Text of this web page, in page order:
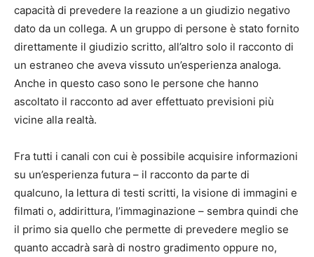
capacità di prevedere la reazione a un giudizio negativo
dato da un collega. A un gruppo di persone è stato fornito
direttamente il giudizio scritto, all’altro solo il racconto di
un estraneo che aveva vissuto un’esperienza analoga.
Anche in questo caso sono le persone che hanno
ascoltato il racconto ad aver effettuato previsioni più
vicine alla realtà.
Fra tutti i canali con cui è possibile acquisire informazioni
su un’esperienza futura – il racconto da parte di
qualcuno, la lettura di testi scritti, la visione di immagini e
filmati o, addirittura, l’immaginazione – sembra quindi che
il primo sia quello che permette di prevedere meglio se
quanto accadrà sarà di nostro gradimento oppure no,